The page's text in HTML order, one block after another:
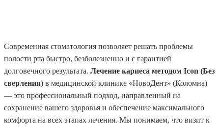
Современная стоматология позволяет решать проблемы
полости рта быстро, безболезненно и с гарантией
долговечного результата. Лечение кариеса методом Icon (Без
сверления) в медицинской клинике «НовоДент» (Коломна)
— это профессиональный подход, направленный на
сохранение вашего здоровья и обеспечение максимального
комфорта на всех этапах лечения. Мы понимаем, что визит к